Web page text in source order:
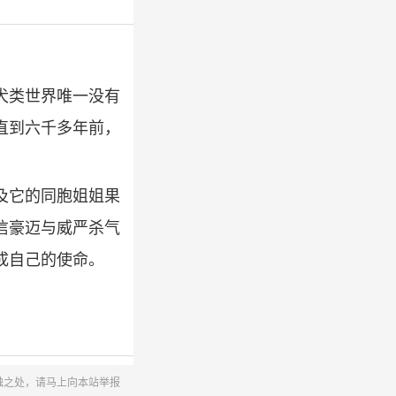
类世界唯一没有
六千多年前，
它的同胞姐姐果
豪迈与威严杀气
己的使命。
处，请马上向本站举报